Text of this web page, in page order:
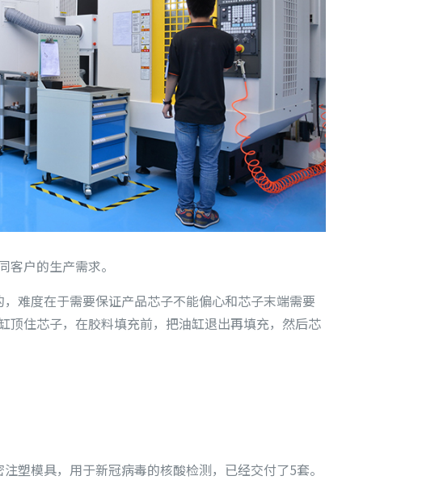
户的生产需求。
难度在于需要保证产品芯子不能偏心和芯子末端需要
顶住芯子，在胶料填充前，把油缸退出再填充，然后芯
塑模具，用于新冠病毒的核酸检测，已经交付了5套。